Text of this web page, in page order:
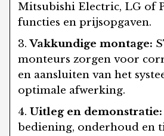
Mitsubishi Electric, LG of
functies en prijsopgaven.
Vakkundige montage:
monteurs zorgen voor
en aansluiten van het
optimale afwerking.
Uitleg en demonstratie:
bediening, onderhoud en